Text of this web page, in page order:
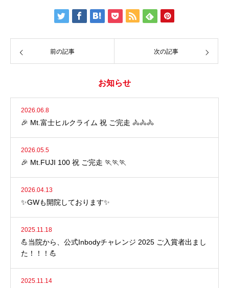
前の記事 次の記事
お知らせ
2026.06.8
🎉 Mt.富士ヒルクライム 祝 ご完走 🚴🚴🚴
2026.05.5
🎉 Mt.FUJI 100 祝 ご完走 🏃🏃🏃
2026.04.13
✨GWも開院しております✨
2025.11.18
💪当院から、公式Inbodyチャレンジ 2025 ご入賞者出まし
た！！！💪
2025.11.14